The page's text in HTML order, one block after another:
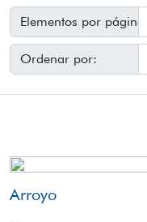
Elementos por página:
Ordenar por:
Arroyo